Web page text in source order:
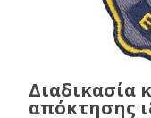
Διαδικασία
απόκτησης